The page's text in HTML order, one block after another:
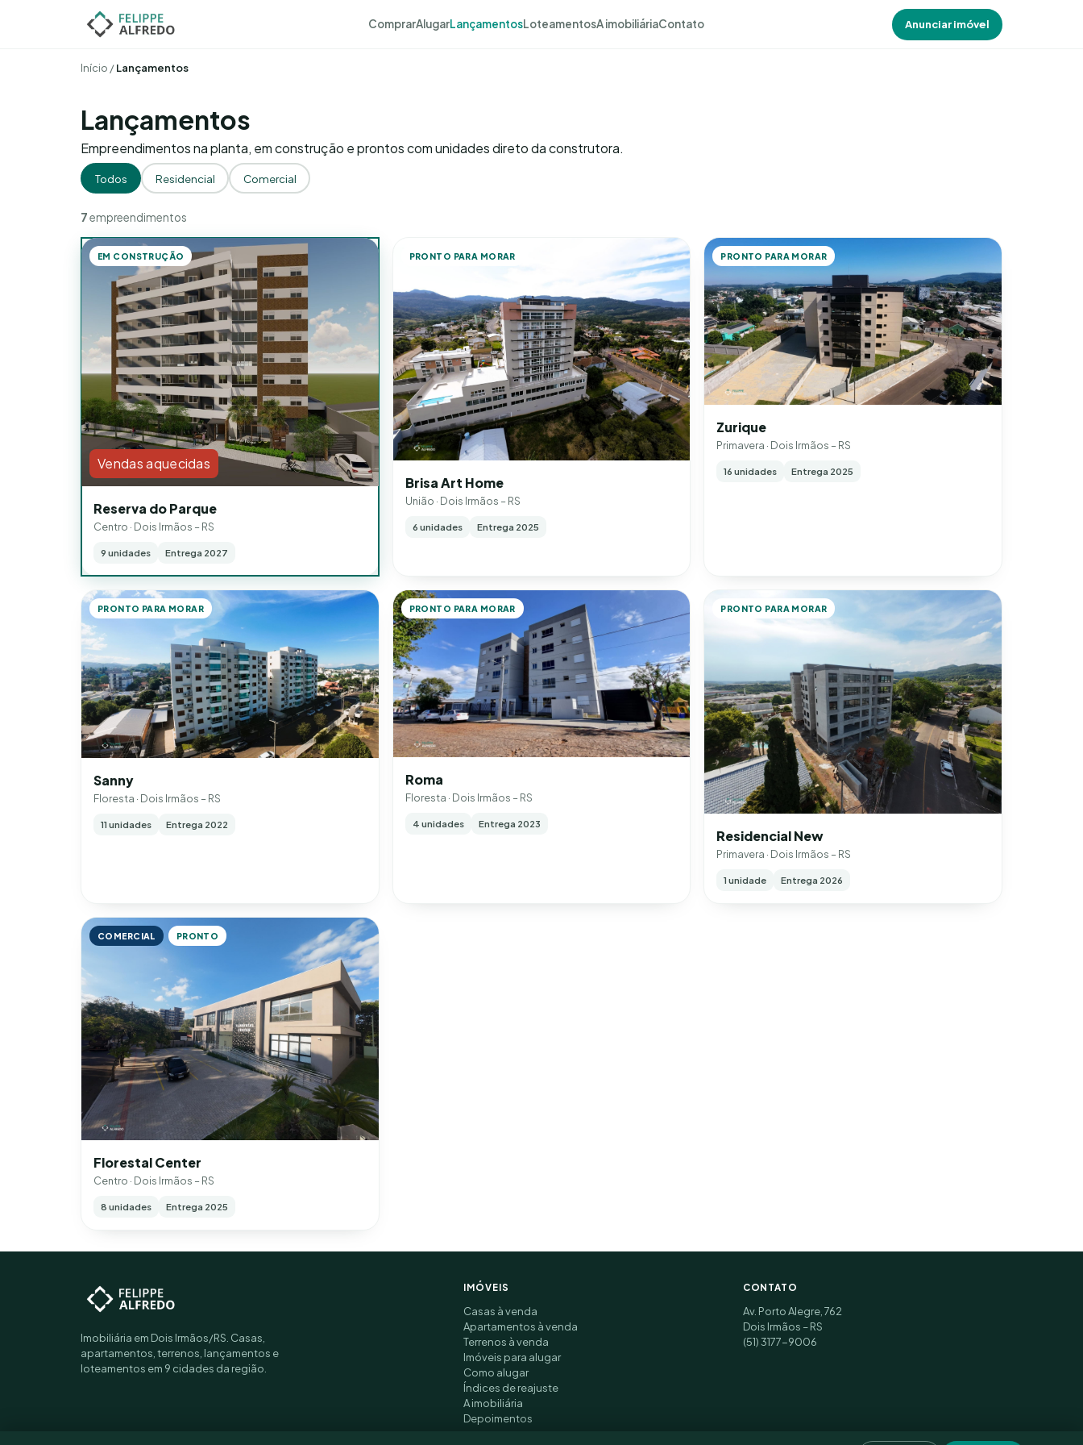
ComprarAlugarLançamentosLoteamentosA imobiliáriaContato Anunciar imóvel
Início /Lançamentos
Lançamentos
Empreendimentos na planta, em construção e prontos com unidades direto da construtora.
Todos Residencial Comercial
7empreendimentos
EM CONSTRUÇÃO
Vendas aquecidas
Reserva do Parque
Centro · Dois Irmãos – RS
9 unidades Entrega 2027
PRONTO PARA MORAR
Brisa Art Home
União · Dois Irmãos – RS
6 unidades Entrega 2025
PRONTO PARA MORAR
Zurique
Primavera · Dois Irmãos – RS
16 unidades Entrega 2025
PRONTO PARA MORAR
Sanny
Floresta · Dois Irmãos – RS
11 unidades Entrega 2022
PRONTO PARA MORAR
Roma
Floresta · Dois Irmãos – RS
4 unidades Entrega 2023
PRONTO PARA MORAR
Residencial New
Primavera · Dois Irmãos – RS
1 unidade Entrega 2026
COMERCIAL PRONTO
Florestal Center
Centro · Dois Irmãos – RS
8 unidades Entrega 2025
Imobiliária em Dois Irmãos/RS. Casas,
apartamentos, terrenos, lançamentos e
loteamentos em 9 cidades da região.
IMÓVEIS
Casas à venda
Apartamentos à venda
Terrenos à venda
Imóveis para alugar
Como alugar
Índices de reajuste
A imobiliária
Depoimentos
CONTATO
Av. Porto Alegre, 762
Dois Irmãos – RS
(51) 3177-9006